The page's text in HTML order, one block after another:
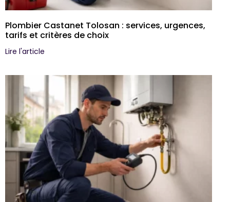
Plombier Castanet Tolosan : services, urgences,
tarifs et critères de choix
Lire l'article